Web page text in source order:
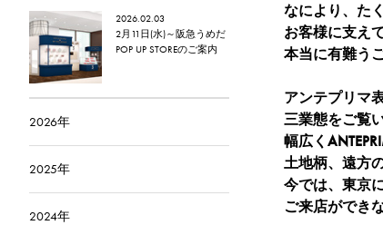
2026.02.03
2月11日(水)～阪急うめだ
POP UP STOREのご案内
2026年
2025年
2024年
なにより、た
お客様に支え
本当に有難う
アンテプリマ
三業態をご覧
幅広く
土地柄、遠方
今では、東京
ご来店ができ